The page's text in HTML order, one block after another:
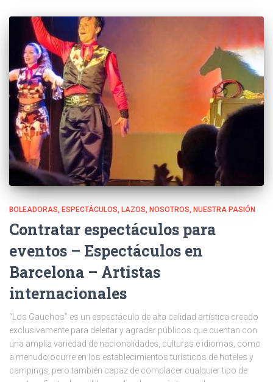
BOLEADORAS ESPECTÁCULOS LAZOS NOSOTROS NUESTRA PASIÓN
Contratar espectáculos para
eventos – Espectáculos en
Barcelona – Artistas
internacionales
“Los Gauchos” es un espectáculo de alta calidad artística creado
exclusivamente para deleitar y agradar públicos que cuentan con
una amplia variedad de nacionalidades, culturas e idiomas, como
a menudo ocurre en los establecimientos turísticos de hoteles y
campings, pero también capaz de complacer cualquier tipo de